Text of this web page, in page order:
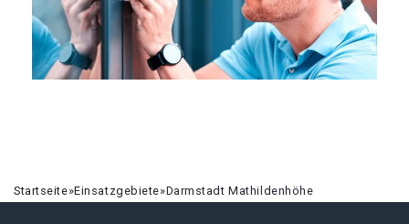
Startseite»Einsatzgebiete»Darmstadt Mathildenhöhe